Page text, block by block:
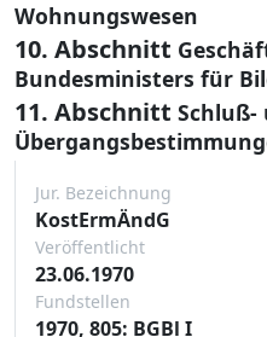
Wohnungswesen
10. Abschnitt
Bundesministers für
11. Abschnitt Schluß-
Jur. Bezeichnung
KostErmÄndG
Veröffentlicht
23.06.1970
Fundstellen
1970, 805: BGBl I